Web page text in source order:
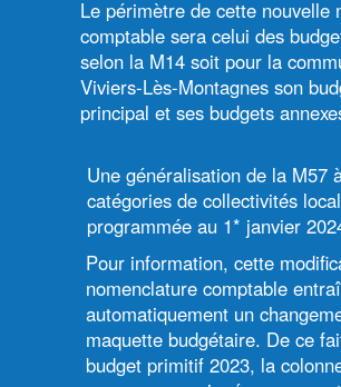
Le périmètre de cette nouvelle
comptable sera celui des
selon la M14 soit pour la
Viviers-Lès-Montagnes son
principal et ses budgets
Une généralisation de la M57
catégories de collectivités
programmée au 1* janvier
Pour information, cette
nomenclature comptable
automatiquement un
maquette budgétaire. De ce
budget primitif 2023, la